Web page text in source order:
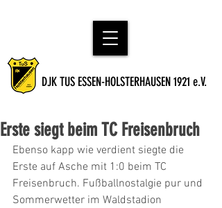
DJK TUS ESSEN-HOLSTERHAUSEN 1921 e.V.
Erste siegt beim TC Freisenbruch
Ebenso kapp wie verdient siegte die
Erste auf Asche mit 1:0 beim TC
Freisenbruch. Fußballnostalgie pur und
Sommerwetter im Waldstadion